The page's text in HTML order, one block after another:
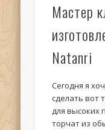
Мастер
Natanri
Сегодня я
сделать вот
для высоких
торчат из